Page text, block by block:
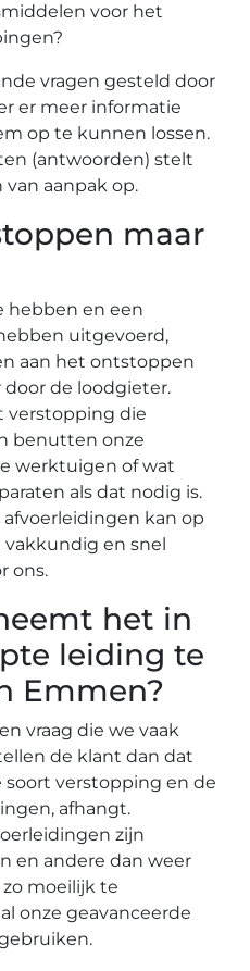
voor het
vragen gesteld door
er meer informatie
op te kunnen lossen.
(antwoorden) stelt
van aanpak op.
maar
hebben en een
uitgevoerd,
aan het ontstoppen
de loodgieter.
verstopping die
benutten onze
werktuigen of wat
als dat nodig is.
kan op
en snel
ons.
het in
leiding te
Emmen?
vraag die we vaak
de klant dan dat
soort verstopping en de
afhangt.
zijn
en andere dan weer
moeilijk te
onze geavanceerde